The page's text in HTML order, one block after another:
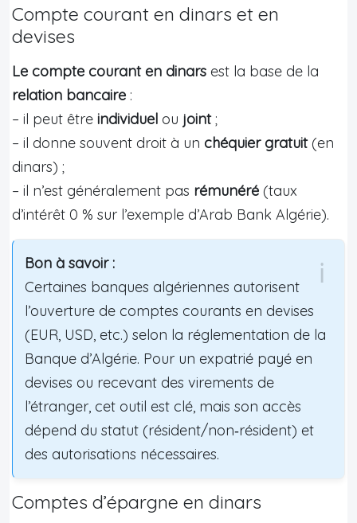
Compte courant en dinars et en
devises
Le compte courant en dinars est la base de la
relation bancaire :
– il peut être individuel ou joint;
– il donne souvent droit à un chéquier gratuit(en
dinars) ;
– il n’est généralement pas rémunéré (taux
d’intérêt 0 % sur l’exemple d’Arab Bank Algérie).
Bon à savoir :
Certaines banques algériennes autorisent
l’ouverture de comptes courants en devises
(EUR, USD, etc.) selon la réglementation de la
Banque d’Algérie. Pour un expatrié payé en
devises ou recevant des virements de
l’étranger, cet outil est clé, mais son accès
dépend du statut (résident/non‑résident) et
des autorisations nécessaires.
Comptes d’épargne en dinars